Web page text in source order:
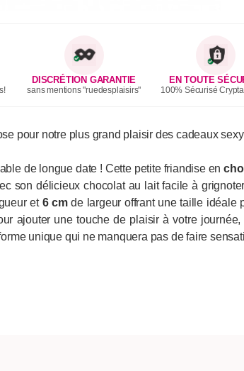
DISCRÉTION GARANTIE
sans mentions "ruedesplaisirs"
EN TOUTE
100% Sécurisé
pour notre plus grand plaisir des cadeaux
de longue date ! Cette petite friandise en
son délicieux chocolat au lait facile à
et 6 cmde largeur offrant une taille idéale
ajouter une touche de plaisir à votre journée,
unique qui ne manquera pas de faire